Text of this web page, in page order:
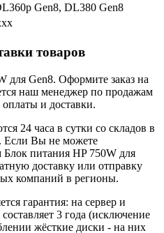
Gen8, DL380 Gen8
товаров
для Gen8. Оформите заказ на
наш менеджер по продажам
оплаты и доставки.
24 часа в сутки со складов в
Если Вы не можете
Блок питания HP 750W для
доставку или отправку
компаний в регионы.
гарантия: на сервер и
3 года (исключение
жёсткие диски - на них